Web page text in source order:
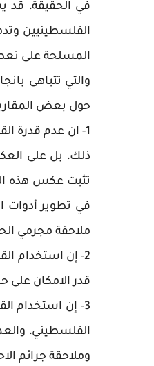
في الحقيقة، قد
الفلسطينيين
المسلحة على
والتي تتباهى
حول بعض
1- ان عدم قدرة
ذلك، بل على
تثبت عكس هذه
في تطوير أدوات
ملاحقة مجرمي
2- إن استخدام
قدر الامكان على
3- إن استخدام
الفلسطيني،
وملاحقة جرائم